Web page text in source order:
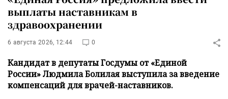
выплаты наставникам в
здравоохранении
6 августа 2026, 12:44 0
Кандидат в депутаты Госдумы от «Единой
России» Людмила Болилая выступила за введение
компенсаций для врачей-наставников.